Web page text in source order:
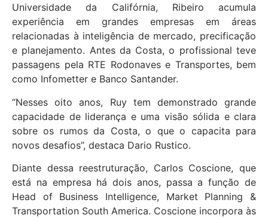
Universidade da Califórnia, Ribeiro acumula
experiência em grandes empresas em áreas
relacionadas à inteligência de mercado, precificação
e planejamento. Antes da Costa, o profissional teve
passagens pela RTE Rodonaves e Transportes, bem
como Infometter e Banco Santander.
“Nesses oito anos, Ruy tem demonstrado grande
capacidade de liderança e uma visão sólida e clara
sobre os rumos da Costa, o que o capacita para
novos desafios”, destaca Dario Rustico.
Diante dessa reestruturação, Carlos Coscione, que
está na empresa há dois anos, passa a função de
Head of Business Intelligence, Market Planning &
Transportation South America. Coscione incorpora às